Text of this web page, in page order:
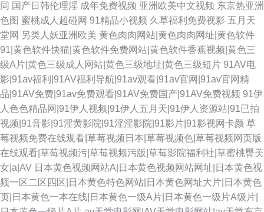
同 国产日韩伦理淫 成年免费视频 亚洲欧美中文视频 东京热亚洲
色图 蜜桃成人超碰网 91精品小视频 久草福利免费视影 五月天
堂网 另类人妖亚洲欧美 黄色肉肉网站|黄色肉肉网址|黄色软件
91|黄色软件快猫|黄色软件免费网站|黄色软件香蕉视频|黄色三
级A片|黄色三级成人网站|黄色三级地址|黄色三级短片 91AV电
影|91av福利|91AV福利导航|91av观看|91av官网|91av官网精
品|91AV免费|91av免费观看|91AV免费国产|91AV免费视频 91伊
人色色精品网|91伊人视频|91伊人五月天|91伊人资源站|91已拍
视频|91音影|91淫黄影院|91淫淫影院|91影片|91影视网卡颜 草
莓视频免费在线观看|草莓视频日本|草莓视频色|草莓视频网页版
在线观看|草莓视频污|草莓视频污版|草莓影院福利社|草蜜桃臀美
女|a|AV 日本黄色视频网站A|日本黄色视频网站网址|日本黄色视
频一区二区四区|日本黄色特色网站|日本黄色网址大片|日本黄色
页|日本黄色一本在线|日本黄色一级A片|日本黄色一级片A级片|